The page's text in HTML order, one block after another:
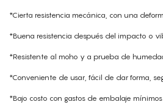
*Cierta resistencia mecánica, con una
*Buena resistencia después del impacto o
*Resistente al moho y a prueba de
*Conveniente de usar, fácil de dar forma,
*Bajo costo con gastos de embalaje mínimos